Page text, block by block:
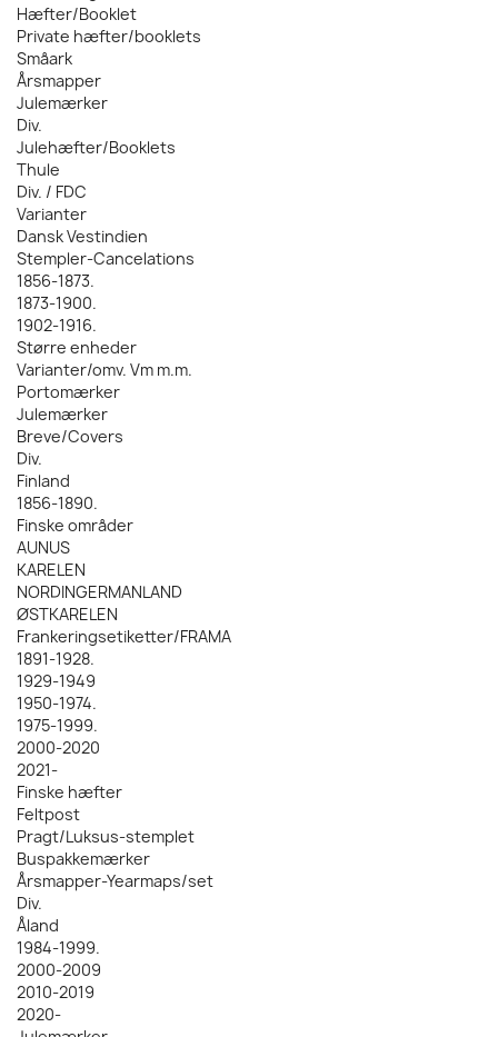
Hæfter/Booklet
Private hæfter/booklets
Småark
Årsmapper
Julemærker
Div.
Julehæfter/Booklets
Thule
Div. / FDC
Varianter
Dansk Vestindien
Stempler-Cancelations
1856-1873.
1873-1900.
1902-1916.
Større enheder
Varianter/omv. Vm m.m.
Portomærker
Julemærker
Breve/Covers
Div.
Finland
1856-1890.
Finske områder
AUNUS
KARELEN
NORDINGERMANLAND
ØSTKARELEN
Frankeringsetiketter/FRAMA
1891-1928.
1929-1949
1950-1974.
1975-1999.
2000-2020
2021-
Finske hæfter
Feltpost
Pragt/Luksus-stemplet
Buspakkemærker
Årsmapper-Yearmaps/set
Div.
Åland
1984-1999.
2000-2009
2010-2019
2020-